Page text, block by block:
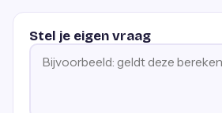
Stel je eigen vraag